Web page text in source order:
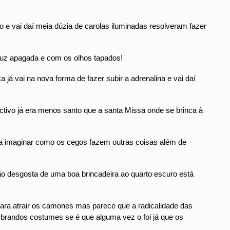
vai daí meia dúzia de carolas iluminadas resolveram fazer
apagada e com os olhos tapados!
já vai na nova forma de fazer subir a adrenalina e vai daí
já era menos santo que a santa Missa onde se brinca à
como os cegos fazem outras coisas além de
desgosta de uma boa brincadeira ao quarto escuro está
atrair os camones mas parece que a radicalidade das
costumes se é que alguma vez o foi já que os